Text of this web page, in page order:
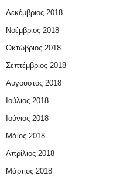
Δεκέμβριος 2018
Νοέμβριος 2018
Οκτώβριος 2018
Σεπτέμβριος 2018
Αύγουστος 2018
Ιούλιος 2018
Ιούνιος 2018
Μάιος 2018
Απρίλιος 2018
Μάρτιος 2018